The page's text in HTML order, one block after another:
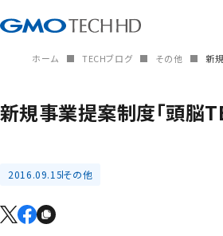
ホーム TECHブログ その他 新
新規事業提案制度「頭脳
2016.09.15その他